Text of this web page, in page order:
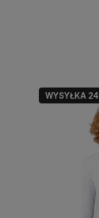
WYSYŁKA